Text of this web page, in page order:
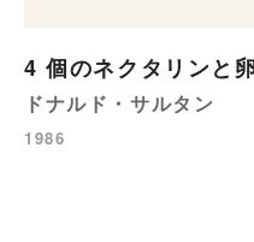
4 個のネクタリンと
ドナルド・サルタン
1986